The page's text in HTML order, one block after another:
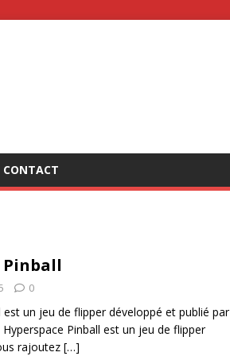
CONTACT
Pinball
0
est un jeu de flipper développé et publié par
Pinball est un jeu de flipper
rajoutez […]